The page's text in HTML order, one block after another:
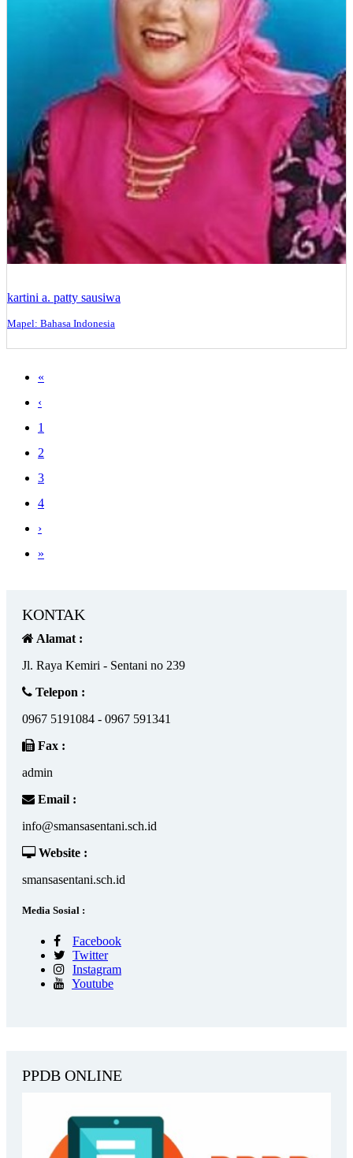
kartini a. patty sausiwa
Mapel: Bahasa Indonesia
«
‹
1
2
3
4
›
»
KONTAK
Alamat :
Jl. Raya Kemiri - Sentani no 239
Telepon :
0967 5191084 - 0967 591341
Fax :
admin
Email :
info@smansasentani.sch.id
Website :
smansasentani.sch.id
Media Sosial :
Facebook
Twitter
Instagram
Youtube
PPDB ONLINE